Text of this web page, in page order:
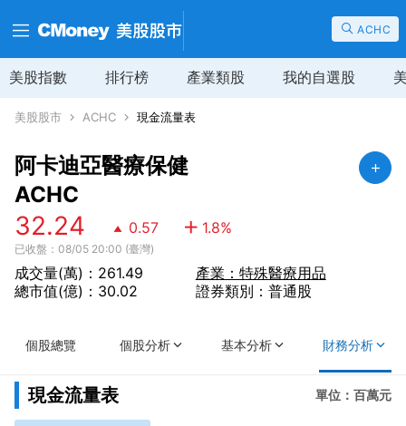
ACHC
美股指數 排行榜 產業類股 我的自選股
美股股市 ACHC 現金流量表
阿卡迪亞醫療保健
ACHC
32.24 0.57 1.8%
已收盤：08/05 20:00 (臺灣)
成交量(萬)：261.49
總市值(億)：30.02
產業：特殊醫療用品
證券類別：普通股
個股總覽 個股分析 基本分析 財務分析
現金流量表 單位：百萬元